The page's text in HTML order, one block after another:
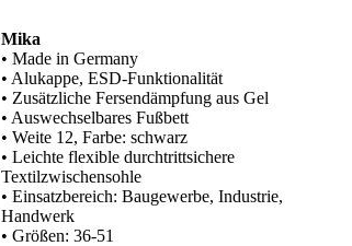
Mika
• Made in Germany
• Alukappe, ESD-Funktionalität
• Zusätzliche Fersendämpfung aus Gel
• Auswechselbares Fußbett
• Weite 12, Farbe: schwarz
• Leichte flexible durchtrittsichere
Textilzwischensohle
• Einsatzbereich: Baugewerbe, Industrie,
Handwerk
• Größen: 36-51